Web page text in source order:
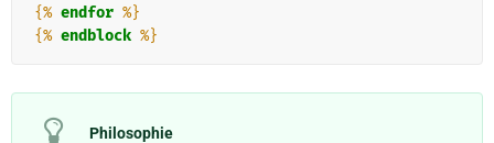
{% endfor %}
{% endblock %}
Philosophie